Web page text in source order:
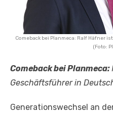
Comeback bei Planmeca: Ralf Häfner
(Foto:
Comeback bei Planmeca:
Geschäftsführer in
Generationswechsel an